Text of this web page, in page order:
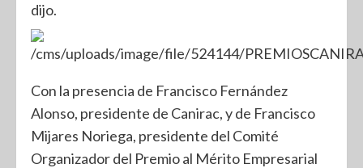
dijo.
Con la presencia de Francisco Fernández
Alonso, presidente de Canirac, y de Francisco
Mijares Noriega, presidente del Comité
Organizador del Premio al Mérito Empresarial